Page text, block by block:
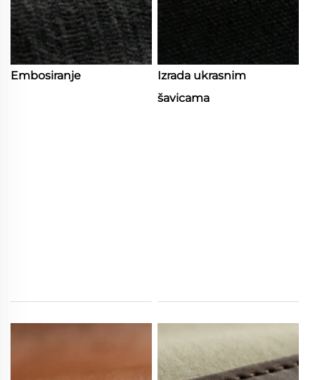
Embosiranje
Izrada ukrasnim
šavicama